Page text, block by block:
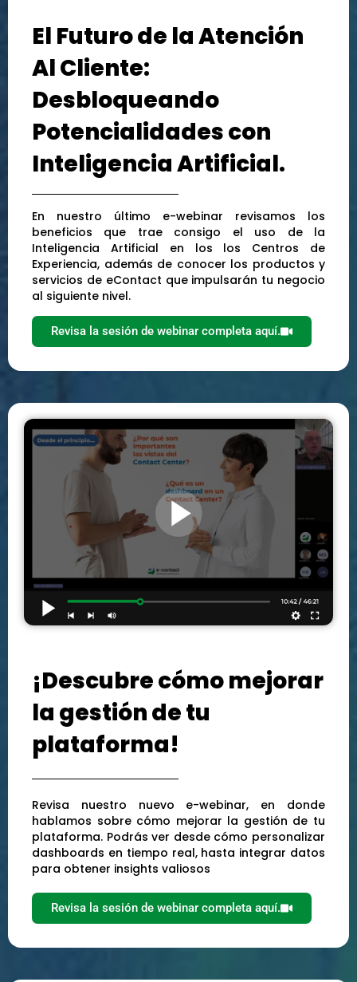
El Futuro de la Atención
Al Cliente:
Desbloqueando
Potencialidades con
Inteligencia Artificial.
En nuestro último e-webinar revisamos los
beneficios que trae consigo el uso de la
Inteligencia Artificial en los los Centros de
Experiencia, además de conocer los productos y
servicios de eContact que impulsarán tu negocio
al siguiente nivel.
Revisa la sesión de webinar completa aquí.
¡Descubre cómo mejorar
la gestión de tu
plataforma!
Revisa nuestro nuevo e-webinar, en donde
hablamos sobre cómo mejorar la gestión de tu
plataforma. Podrás ver desde cómo personalizar
dashboards en tiempo real, hasta integrar datos
para obtener insights valiosos
Revisa la sesión de webinar completa aquí.